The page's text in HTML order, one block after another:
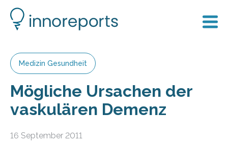
Medizin Gesundheit
Mögliche Ursachen der
vaskulären Demenz
16 September 2011